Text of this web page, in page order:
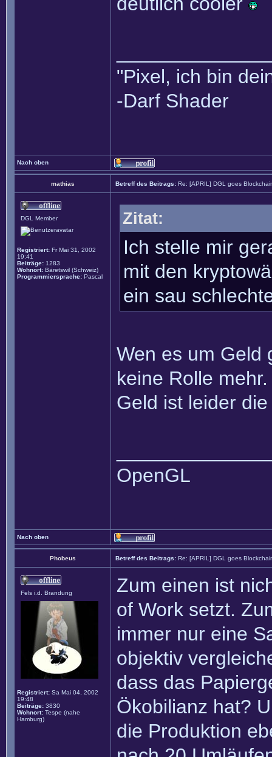
"Pixel, ich bin
-Darf Shader
Nach oben
mathias Betreff des Beitrags: Re: [APRIL] DGL goes
DGL Member
Registriert: Fr Mai 31, 2002
19:41
Beiträge: 1283
Wohnort: Bäretswil (Schweiz)
Programmiersprache: Pascal
Zitat:
Ich stelle mir
mit den
ein sau
Wen es um Geld
keine Rolle
Geld ist leider
OpenGL
Nach oben
Phobeus Betreff des Beitrags: Re: [APRIL] DGL goes
Fels i.d. Brandung
Registriert: Sa Mai 04, 2002
19:48
Beiträge: 3830
Wohnort: Tespe (nahe
Hamburg)
Zum einen ist
of Work setzt.
immer nur eine
objektiv
dass das
Ökobilianz hat?
die Produktion